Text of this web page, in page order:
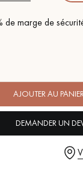
un rendez-
de marge de
AJOUTER AU
DEMANDER UN